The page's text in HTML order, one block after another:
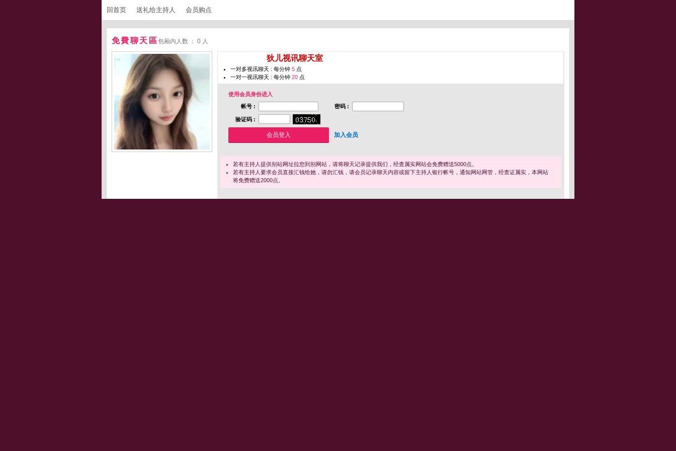
回首页 送礼给主持人 会员购点
免費聊天區包厢内人数 ： 0 人
狄儿视讯聊天室
一对多视讯聊天 : 每分钟 5 点
一对一视讯聊天 : 每分钟 20 点
使用会员身份进入
帐号 :
密码 :
验证码 :
加入会员
若有主持人提供别站网址拉您到别网站，请将聊天记录提供我们，经查属实网站会免费赠送5000点。
若有主持人要求会员直接汇钱给她，请勿汇钱，请会员记录聊天内容或留下主持人银行帐号，通知网站网管，经查证属实，本网站
将免费赠送2000点。